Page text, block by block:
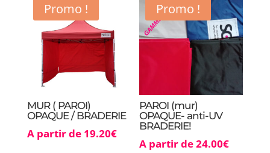
longueurs
Promo !
MUR ( PAROI)
OPAQUE / BRADERIE
A partir de 19.20€
Promo !
PAROI (mur)
OPAQUE- anti-UV
BRADERIE!
A partir de24.00€